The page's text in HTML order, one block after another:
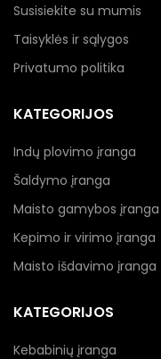
Susisiekite su mumis
Taisyklės ir sąlygos
Privatumo politika
KATEGORIJOS
Indų plovimo įranga
Šaldymo įranga
Maisto gamybos įranga
Kepimo ir virimo įranga
Maisto išdavimo įranga
KATEGORIJOS
Kebabinių įranga